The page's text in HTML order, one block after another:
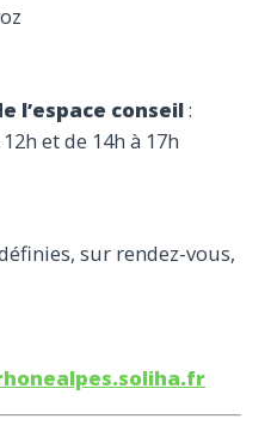
l’espace conseil:
et de 14h à 17h
sur rendez-vous,